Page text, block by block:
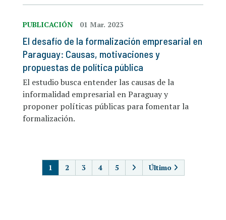
PUBLICACIÓN 01 Mar. 2023
El desafío de la formalización empresarial en
Paraguay: Causas, motivaciones y
propuestas de política pública
El estudio busca entender las causas de la
informalidad empresarial en Paraguay y
proponer políticas públicas para fomentar la
formalización.
1 2 3 4 5 Último